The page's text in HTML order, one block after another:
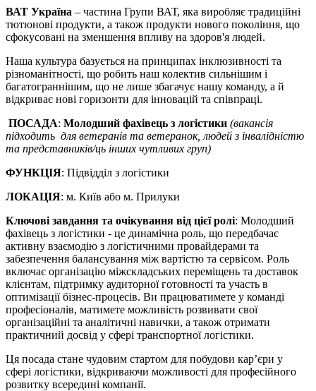
ВАТ Україна – частина Групи ВАТ, яка виробляє традиційні
тютюнові продукти, а також продукти нового покоління, що
сфокусовані на зменшення впливу на здоров'я людей.
Наша культура базується на принципах інклюзивності та
різноманітності, що робить наш колектив сильнішим і
багатограннішим, що не лише збагачує нашу команду, а й
відкриває нові горизонти для інновацій та співпраці.
ПОСАДА: Молодший фахівець з логістики (вакансія
підходить для ветеранів та ветеранок, людей з інвалідністю
та представників/ць інших чутливих груп)
ФУНКЦІЯ: Підвідділ з логістики
ЛОКАЦІЯ: м. Київ або м. Прилуки
Ключові завдання та очікування від цієї ролі: Молодший
фахівець з логістики - це динамічна роль, що передбачає
активну взаємодію з логістичними провайдерами та
забезпечення балансування між вартістю та сервісом. Роль
включає організацію міжскладських переміщень та доставок
клієнтам, підтримку аудиторної готовності та участь в
оптимізації бізнес-процесів. Ви працюватимете у команді
професіоналів, матимете можливість розвивати свої
організаційні та аналітичні навички, а також отримати
практичний досвід у сфері транспортної логістики.
Ця посада стане чудовим стартом для побудови кар’єри у
сфері логістики, відкриваючи можливості для професійного
розвитку всередині компанії.